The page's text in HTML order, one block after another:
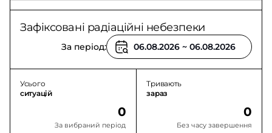
Зафіксовані радіаційні небезпеки
За період:
Усього
ситуацій
0
За вибраний період
Тривають
зараз
0
Без часу завершення